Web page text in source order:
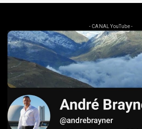
- CANAL YouTube -